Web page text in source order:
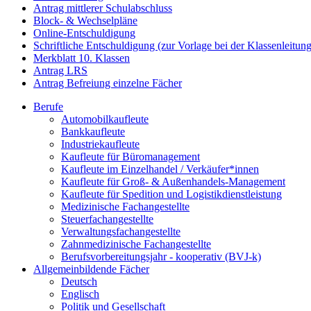
Antrag mittlerer Schulabschluss
Block- & Wechselpläne
Online-Entschuldigung
Schriftliche Entschuldigung (zur Vorlage bei der
Merkblatt 10. Klassen
Antrag LRS
Antrag Befreiung einzelne Fächer
Berufe
Automobilkaufleute
Bankkaufleute
Industriekaufleute
Kaufleute für Büromanagement
Kaufleute im Einzelhandel / Verkäufer*innen
Kaufleute für Groß- & Außenhandels-Management
Kaufleute für Spedition und Logistikdienstleistung
Medizinische Fachangestellte
Steuerfachangestellte
Verwaltungsfachangestellte
Zahnmedizinische Fachangestellte
Berufsvorbereitungsjahr - kooperativ (BVJ-k)
Allgemeinbildende Fächer
Deutsch
Englisch
Politik und Gesellschaft